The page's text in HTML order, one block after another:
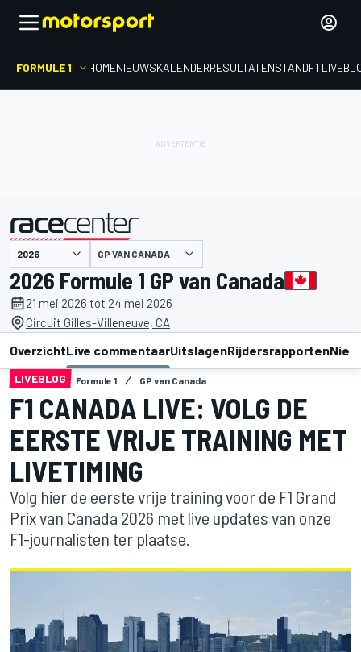
FORMULE 1 HOMENIEUWSKALENDERRESULTATENSTANDF1
GP VAN CANADA
2026 Formule 1 GP van Canada
21 mei 2026 tot 24 mei 2026
Circuit Gilles-Villeneuve, CA
OverzichtLive commentaarUitslagenRijdersrapporten
LIVEBLOG Formule 1 GP van Canada
F1 CANADA LIVE: VOLG DE
EERSTE VRIJE TRAINING MET
LIVETIMING
Volg hier de eerste vrije training voor de F1 Grand
Prix van Canada 2026 met live updates van onze
F1-journalisten ter plaatse.